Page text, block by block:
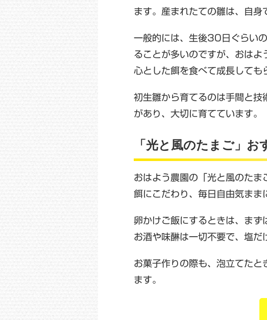
ます。産まれたての雛は、自身
一般的には、生後30日ぐらい
ることが多いのですが、おは
心とした餌を食べて成長しても
初生雛から育てるのは手間と技
があり、大切に育てています。
「光と風のたまご」
おはよう農園の「光と風のたま
餌にこだわり、毎日自由気まま
卵かけご飯にするときは、まず
お酒や味醂は一切不要で、塩だ
お菓子作りの際も、泡立てたと
ます。